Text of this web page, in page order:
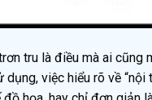
tru là điều mà ai cũng
việc hiểu rõ về “nội